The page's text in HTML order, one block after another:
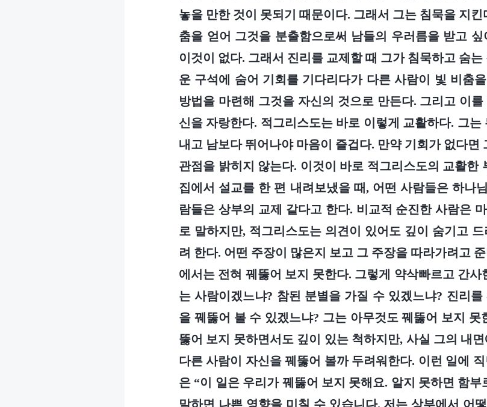
놓을 만한 것이 못되기 때문이다. 그래서 그는 침묵을 지킨
춤을 얻어 그것을 분출함으로써 남들의 우러름을 받고
이것이 없다. 그래서 진리를 교제할 때 그가 침묵하고 숨
운 구석에 숨어 기회를 기다리다가 다른 사람이 빛 비춤
방법을 마련해 그것을 자신의 것으로 만든다. 그리고 이
신을 자랑한다. 적그리스도는 바로 이렇게 교활하다. 그
내고 남보다 뛰어나야 마음이 즐겁다. 만약 기회가 없다면
관점을 밝히지 않는다. 이것이 바로 적그리스도의 교활한
집에서 설교를 한 편 내려보냈을 때, 어떤 사람들은 하나
람들은 상부의 교제 같다고 한다. 비교적 순진한 사람은
로 말하지만, 적그리스도는 의견이 있어도 깊이 숨기고
려 한다. 어떤 주장이 많은지 보고 그 주장을 따라가려고
에서는 전혀 꿰뚫어 보지 못한다. 그렇게 약삭빠르고 간사
는 사람이겠느냐? 참된 분별을 가질 수 있겠느냐? 진리
을 꿰뚫어 볼 수 있겠느냐? 그는 아무것도 꿰뚫어 보지 못
뚫어 보지 못하면서도 깊이 있는 척하지만, 사실 그의 내
다른 사람이 자신을 꿰뚫어 볼까 두려워한다. 이런 일에
은 “이 일은 우리가 꿰뚫어 보지 못해요. 알지 못하면 함
말하면 나쁜 영향을 미칠 수 있습니다. 저는 상부에서 어